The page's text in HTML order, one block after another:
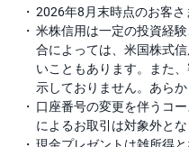
2026年8月末時点のお客さ
米株信用は一定の投資経
合によっては、米国株式
いこともあります。また
示しておりません。あらか
口座番号の変更を伴うコ
によるお取引は対象外とな
現金プレゼントは雑所得